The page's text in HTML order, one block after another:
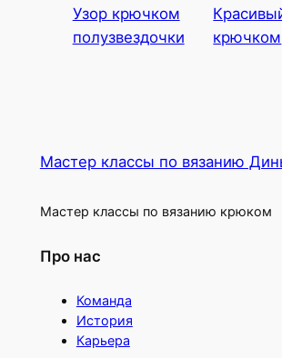
Узор крючком
полузвездочки
крючком
Мастер классы по вязанию
Мастер классы по вязанию крюком
Про нас
Команда
История
Карьера